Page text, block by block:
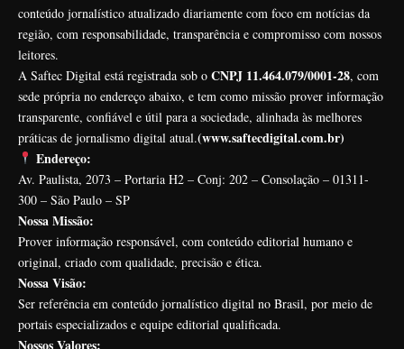
conteúdo jornalístico atualizado diariamente com foco em notícias da
região, com responsabilidade, transparência e compromisso com nossos
leitores.
A Saftec Digital está registrada sob o CNPJ 11.464.079/0001-28, com
sede própria no endereço abaixo, e tem como missão prover informação
transparente, confiável e útil para a sociedade, alinhada às melhores
práticas de jornalismo digital atual.(www.saftecdigital.com.br)
Endereço:
Av. Paulista, 2073 – Portaria H2 – Conj: 202 – Consolação – 01311-
300 – São Paulo – SP
Nossa Missão:
Prover informação responsável, com conteúdo editorial humano e
original, criado com qualidade, precisão e ética.
Nossa Visão:
Ser referência em conteúdo jornalístico digital no Brasil, por meio de
portais especializados e equipe editorial qualificada.
Nossos Valores: